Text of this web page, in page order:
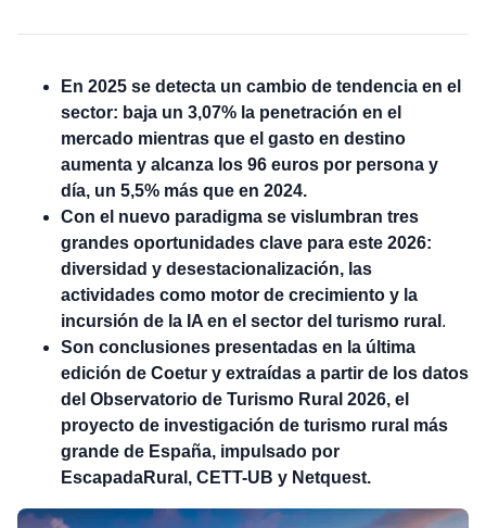
En 2025 se detecta un cambio de tendencia en el
sector: baja un 3,07% la penetración en el
mercado mientras que el gasto en destino
aumenta y alcanza los 96 euros por persona y
día, un 5,5% más que en 2024.
Con el nuevo paradigma se vislumbran tres
grandes oportunidades clave para este 2026:
diversidad y desestacionalización, las
actividades como motor de crecimiento y la
incursión de la IA en el sector del turismo rural .
Son conclusiones presentadas en la última
edición de Coetur y extraídas a partir de los datos
del Observatorio de Turismo Rural 2026, el
proyecto de investigación de turismo rural más
grande de España, impulsado por
EscapadaRural, CETT-UB y Netquest.